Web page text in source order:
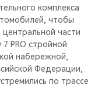
комплекса
чтобы
части
PRO стройной
набережной,
Федерации,
по трассе